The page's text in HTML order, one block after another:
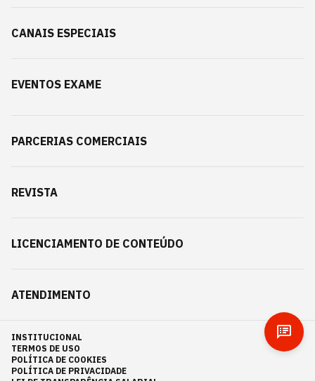
CANAIS ESPECIAIS
EVENTOS EXAME
PARCERIAS COMERCIAIS
REVISTA
LICENCIAMENTO DE CONTEÚDO
ATENDIMENTO
INSTITUCIONAL
TERMOS DE USO
POLÍTICA DE COOKIES
POLÍTICA DE PRIVACIDADE